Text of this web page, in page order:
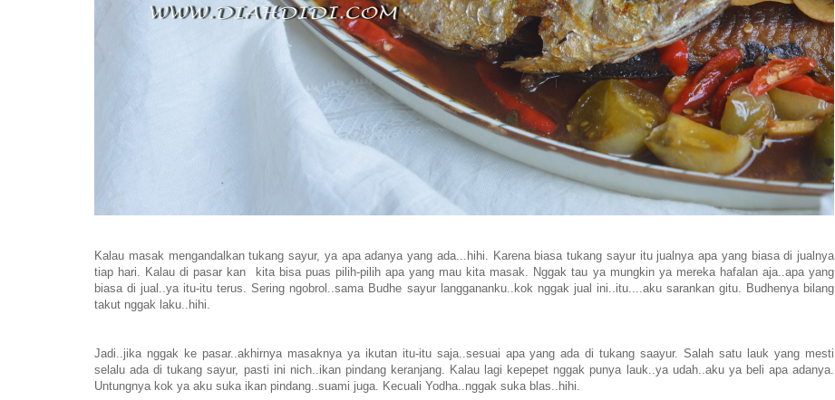
Kalau masak mengandalkan tukang sayur, ya apa adanya yang ada...hihi. Karena biasa tukang sayur itu jualnya apa yang biasa di jualnya
tiap hari. Kalau di pasar kan kita bisa puas pilih-pilih apa yang mau kita masak. Nggak tau ya mungkin ya mereka hafalan aja..apa yang
biasa di jual..ya itu-itu terus. Sering ngobrol..sama Budhe sayur langgananku..kok nggak jual ini..itu....aku sarankan gitu. Budhenya bilang
takut nggak laku..hihi.
Jadi..jika nggak ke pasar..akhirnya masaknya ya ikutan itu-itu saja..sesuai apa yang ada di tukang saayur. Salah satu lauk yang mesti
selalu ada di tukang sayur, pasti ini nich..ikan pindang keranjang. Kalau lagi kepepet nggak punya lauk..ya udah..aku ya beli apa adanya.
Untungnya kok ya aku suka ikan pindang..suami juga. Kecuali Yodha..nggak suka blas..hihi.